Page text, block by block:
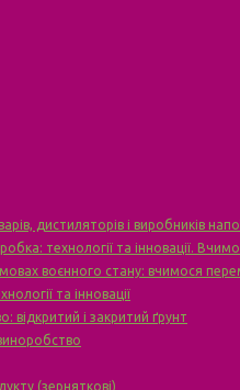
дистиляторів і виробників
технології та інновації.
воєнного стану: вчимося
та інновації
відкритий і закритий ґрунт
(зерняткові)